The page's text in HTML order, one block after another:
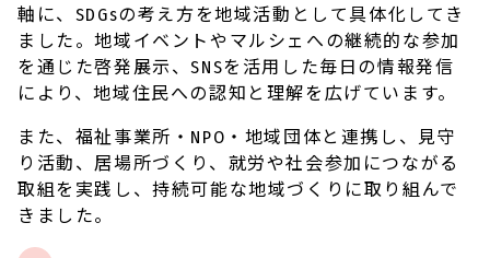
軸に、SDGsの考え方を地域活動として具体化してき
ました。地域イベントやマルシェへの継続的な参加
を通じた啓発展示、SNSを活用した毎日の情報発信
により、地域住民への認知と理解を広げています。
また、福祉事業所・NPO・地域団体と連携し、見守
り活動、居場所づくり、就労や社会参加につながる
取組を実践し、持続可能な地域づくりに取り組んで
きました。